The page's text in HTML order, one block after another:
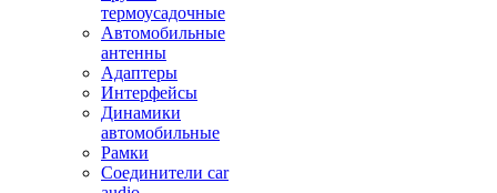
термоусадочные
Автомобильные
антенны
Адаптеры
Интерфейсы
Динамики
автомобильные
Рамки
Соединители car